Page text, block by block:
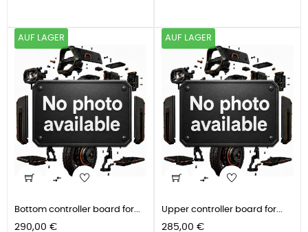
AUF LAGER

Bottom controller board for...
Preis
290,00 €
AUF LAGER

Upper controller board for...
Preis
285,00 €